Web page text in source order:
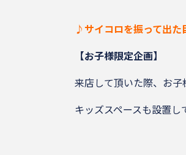
♪サイコロを振って出
【お子様限定企画】
来店して頂いた際、お子
キッズスペースも設置